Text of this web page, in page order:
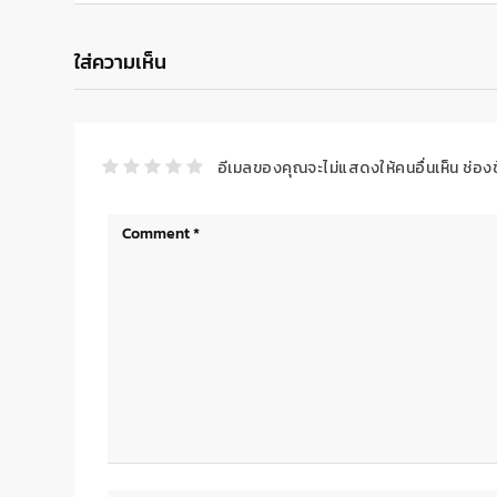
ใส่ความเห็น
อีเมลของคุณจะไม่แสดงให้คนอื่นเห็น ช่อง